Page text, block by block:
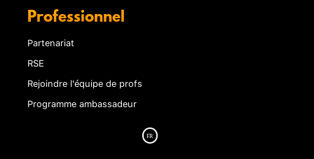
Professionnel
Partenariat
RSE
Rejoindre l'équipe de profs
Programme ambassadeur